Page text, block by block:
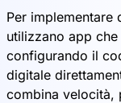
Per implementare
utilizzano app
configurando il
digitale
combina velocità,